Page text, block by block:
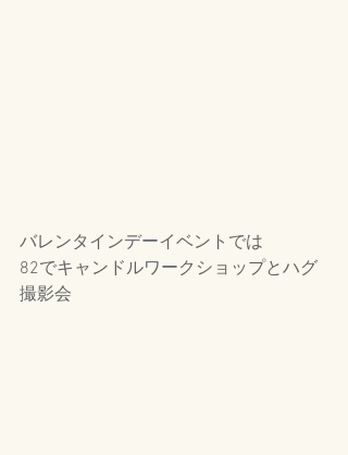
バレンタインデーイベントでは
82でキャンドルワークショップとハグ
撮影会